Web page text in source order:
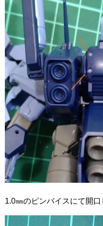
1.0㎜のピンバイスにて開口